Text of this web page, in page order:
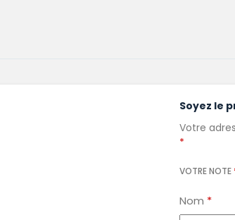
Soyez le
Votre
*
VOTRE NOTE
Nom *